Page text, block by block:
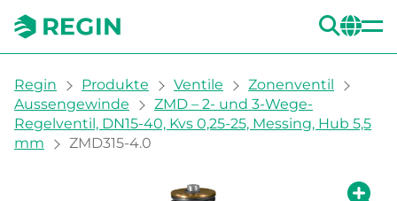
You are here:
Regin Produkte Ventile
Zonenventil
Aussengewinde
ZMD – 2- und 3-Wege-
Regelventil, DN15-40, Kvs 0,25-25, Messing, Hub 5,5
mm
ZMD315-4.0
Zeige